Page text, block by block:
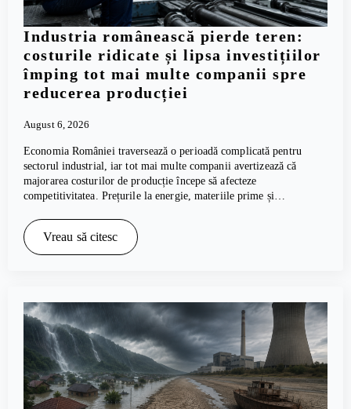
Industria românească pierde teren:
costurile ridicate și lipsa investițiilor
împing tot mai multe companii spre
reducerea producției
August 6, 2026
Economia României traversează o perioadă complicată pentru
sectorul industrial, iar tot mai multe companii avertizează că
majorarea costurilor de producție începe să afecteze
competitivitatea. Prețurile la energie, materiile prime și…
Vreau să citesc